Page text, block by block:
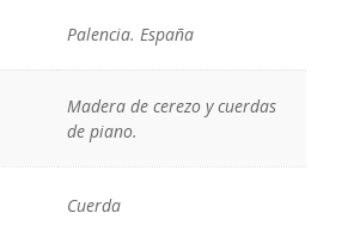
Palencia. España
Madera de cerezo y cuerdas
de piano.
Cuerda